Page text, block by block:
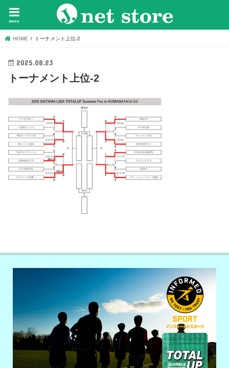
menu
HOME トーナメント上位-2
2025.08.23
トーナメント上位-2